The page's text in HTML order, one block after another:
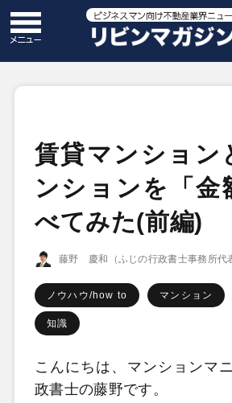
賃貸マンション
ンションを「金
べてみた(前編)
藤野 慶和（ふじの行政書士事務所代
ノウハウ/how to マンション
知識
こんにちは、マンションマ
政書士の藤野です。